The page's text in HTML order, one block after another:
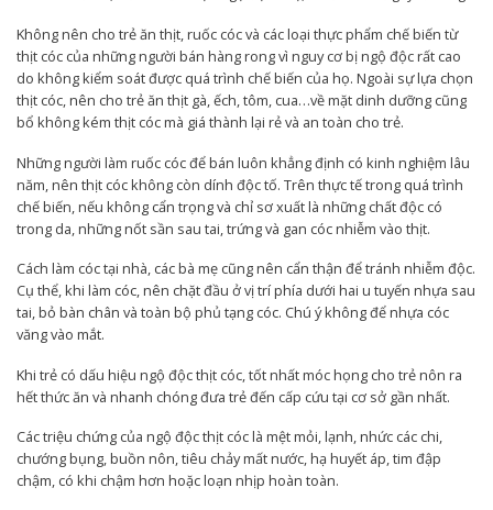
Không nên cho trẻ ăn thịt, ruốc cóc và các loại thực phẩm chế biến từ
thịt cóc của những người bán hàng rong vì nguy cơ bị ngộ độc rất cao
do không kiểm soát được quá trình chế biến của họ. Ngoài sự lựa chọn
thịt cóc, nên cho trẻ ăn thịt gà, ếch, tôm, cua…về mặt dinh dưỡng cũng
bổ không kém thịt cóc mà giá thành lại rẻ và an toàn cho trẻ.
Những người làm ruốc cóc để bán luôn khẳng định có kinh nghiệm lâu
năm, nên thịt cóc không còn dính độc tố. Trên thực tế trong quá trình
chế biến, nếu không cẩn trọng và chỉ sơ xuất là những chất độc có
trong da, những nốt sần sau tai, trứng và gan cóc nhiễm vào thịt.
Cách làm cóc tại nhà, các bà mẹ cũng nên cẩn thận để tránh nhiễm độc.
Cụ thể, khi làm cóc, nên chặt đầu ở vị trí phía dưới hai u tuyến nhựa sau
tai, bỏ bàn chân và toàn bộ phủ tạng cóc. Chú ý không để nhựa cóc
văng vào mắt.
Khi trẻ có dấu hiệu ngộ độc thịt cóc, tốt nhất móc họng cho trẻ nôn ra
hết thức ăn và nhanh chóng đưa trẻ đến cấp cứu tại cơ sở gần nhất.
Các triệu chứng của ngộ độc thịt cóc là mệt mỏi, lạnh, nhức các chi,
chướng bụng, buồn nôn, tiêu chảy mất nước, hạ huyết áp, tim đập
chậm, có khi chậm hơn hoặc loạn nhịp hoàn toàn.